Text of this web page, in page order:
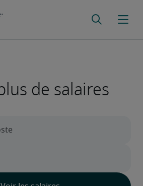
de salaires